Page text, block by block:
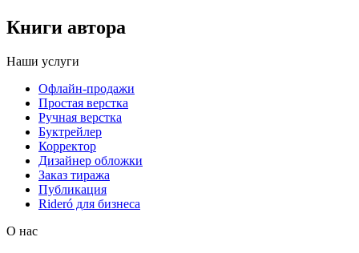
Книги автора
Наши услуги
Офлайн-продажи
Простая верстка
Ручная верстка
Буктрейлер
Корректор
Дизайнер обложки
Заказ тиража
Публикация
Rideró для бизнеса
О нас